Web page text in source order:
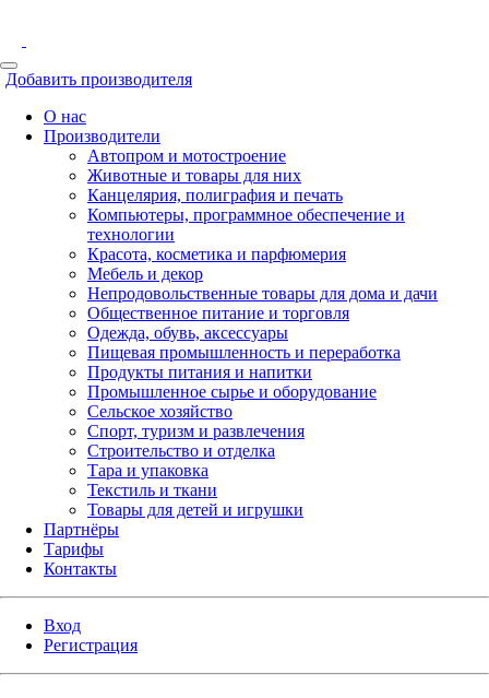
Добавить производителя
О нас
Производители
Автопром и мотостроение
Животные и товары для них
Канцелярия, полиграфия и печать
Компьютеры, программное обеспечение и
технологии
Красота, косметика и парфюмерия
Мебель и декор
Непродовольственные товары для дома и дачи
Общественное питание и торговля
Одежда, обувь, аксессуары
Пищевая промышленность и переработка
Продукты питания и напитки
Промышленное сырье и оборудование
Сельское хозяйство
Спорт, туризм и развлечения
Строительство и отделка
Тара и упаковка
Текстиль и ткани
Товары для детей и игрушки
Партнёры
Тарифы
Контакты
Вход
Регистрация